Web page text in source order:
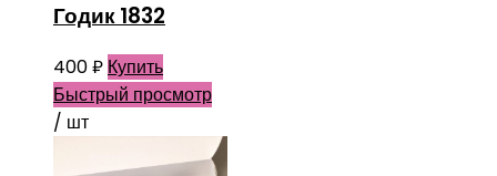
Годик 1832
400₽ Купить
Быстрый просмотр
/ шт